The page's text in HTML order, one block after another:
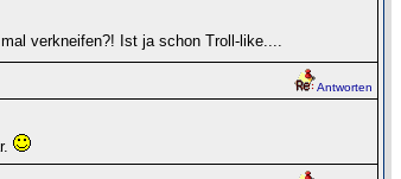
verkneifen?! Ist ja schon Troll-like....
Antworten